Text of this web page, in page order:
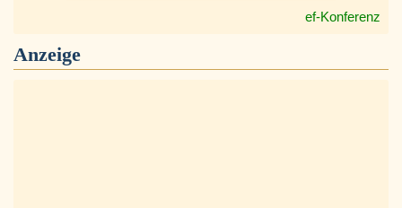
ef-Konferenz
Anzeige